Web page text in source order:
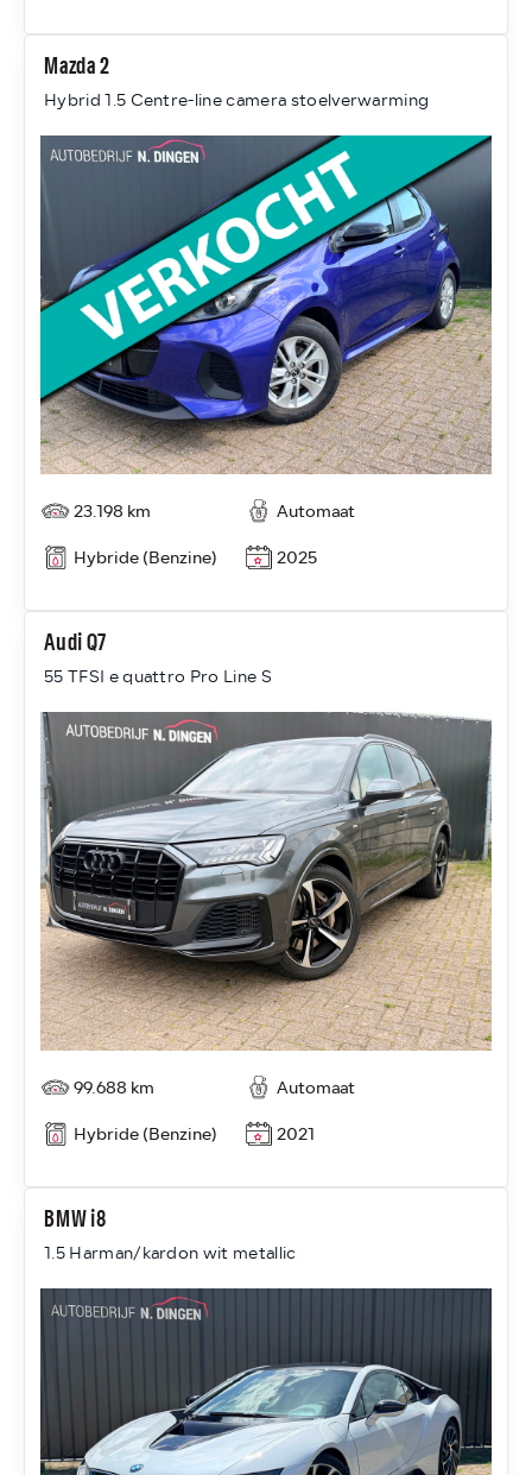
Mazda 2
Hybrid 1.5 Centre-line camera stoelverwarming
23.198 km
Automaat
Hybride (Benzine)
2025
Audi Q7
55 TFSI e quattro Pro Line S
99.688 km
Automaat
Hybride (Benzine)
2021
BMW i8
1.5 Harman/kardon wit metallic